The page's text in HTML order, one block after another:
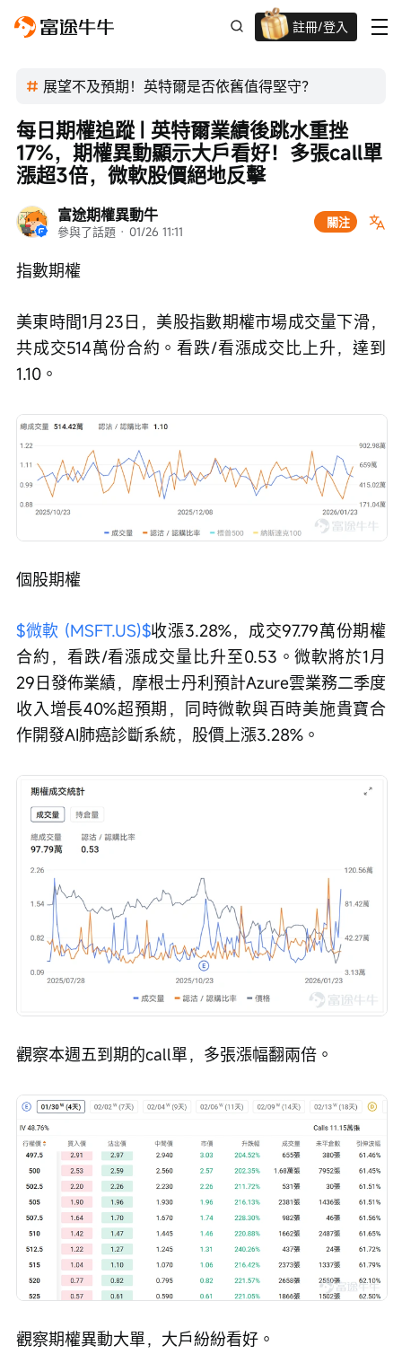
註冊/登入
迎新驚喜賞 股票/BTC等任你揀!
展望不及預期！英特爾是否依舊值得堅守？
富途期權異動牛
參與了話題 · 01/26 11:11
關注
每日期權追蹤 | 英特爾業績後跳水重挫
17%，期權異動顯示大戶看好！多張call單
漲超3倍，微軟股價絕地反擊
指數期權
美東時間1月23日，美股指數期權市場成交量下滑，
共成交514萬份合約。看跌/看漲成交比上升，達到
1.10。
個股期權
$微軟 (MSFT.US)$收漲3.28%，成交97.79萬份期權
合約，看跌/看漲成交量比升至0.53。微軟將於1月
29日發佈業績，摩根士丹利預計Azure雲業務二季度
收入增長40%超預期，同時微軟與百時美施貴寶合
作開發AI肺癌診斷系統，股價上漲3.28%。
觀察本週五到期的call單，多張漲幅翻兩倍。
觀察期權異動大單，大戶紛紛看好。